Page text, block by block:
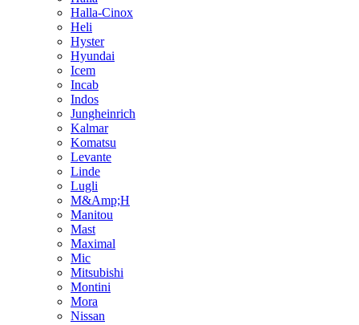
Halla-Cinox
Heli
Hyster
Hyundai
Icem
Incab
Indos
Jungheinrich
Kalmar
Komatsu
Levante
Linde
Lugli
M&Amp;H
Manitou
Mast
Maximal
Mic
Mitsubishi
Montini
Mora
Nissan